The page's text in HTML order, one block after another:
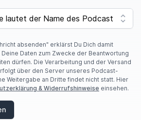
absenden" erklärst Du Dich damit
Daten zum Zwecke der Beantwortung
dürfen. Die Verarbeitung und der Versand
über den Server unseres Podcast-
Weitergabe an Dritte findet nicht statt. Hier
& Widerrufshinweise einsehen.